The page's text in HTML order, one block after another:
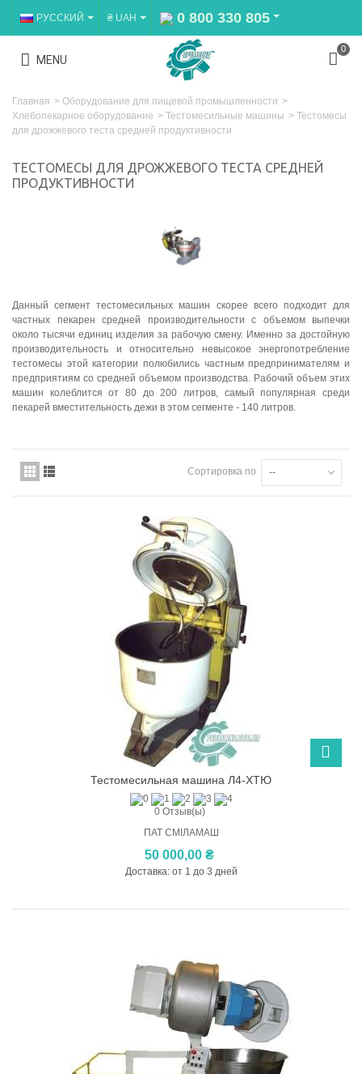
РУССКИЙ ₴ UAH 0 800 330 805
MENU
0
Главная > Оборудование для пищевой промышленности >
Хлебопекарное оборудование > Тестомесильные машины > Тестомесы
для дрожжевого теста средней продуктивности
ТЕСТОМЕСЫ ДЛЯ ДРОЖЖЕВОГО ТЕСТА СРЕДНЕЙ
ПРОДУКТИВНОСТИ
Данный сегмент тестомесильных машин скорее всего подходит для
частных пекарен средней производительности с объемом выпечки
около тысячи единиц изделия за рабочую смену. Именно за достойную
производительность и относительно невысокое энергопотребление
тестомесы этой категории полюбились частным предпринимателям и
предприятиям со средней объемом производства. Рабочий объем этих
машин колеблится от 80 до 200 литров, самый популярная среди
пекарей вместительность дежи в этом сегменте - 140 литров.
Сортировка по --
Тестомесильная машина Л4-ХТЮ
0 Отзыв(ы)
ПАТ СМІЛАМАШ
50 000,00 ₴
Доставка: от 1 до 3 дней